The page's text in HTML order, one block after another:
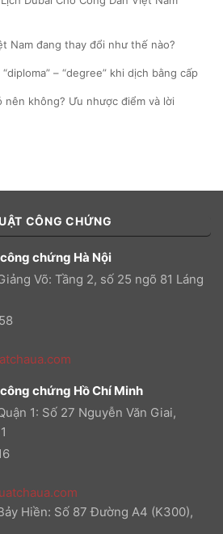
Nam đang thay đổi như thế nào?
– “degree” khi dịch bằng cấp
nên không? Ưu nhược điểm và lời
CÔNG CHỨNG
chứng Hà Nội
Võ: Tầng 2, số 25 ngõ 81 Láng
chứng Hồ Chí Minh
1: Số 27 Nguyễn Văn Giai,
Hiền: Số 87 Đường A4 (K300),